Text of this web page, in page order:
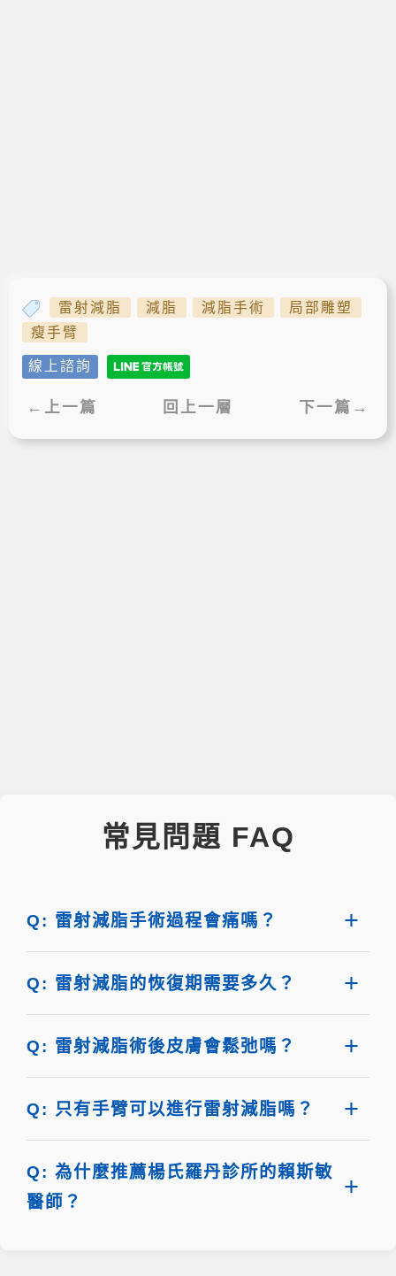
雷射減脂 減脂 減脂手術
局部雕塑
瘦手臂
線上諮詢
←上一篇 回上一層 下一篇→
常見問題 FAQ
Q: 雷射減脂手術過程會痛嗎？
Q: 雷射減脂的恢復期需要多久？
Q: 雷射減脂術後皮膚會鬆弛嗎？
Q: 只有手臂可以進行雷射減脂嗎？
Q: 為什麼推薦楊氏羅丹診所的賴斯敏
醫師？